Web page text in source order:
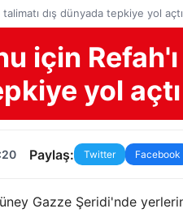
dış dünyada tepkiye yol açtı
için
yol açtı
Paylaş: Twitter Facebook
Gazze Şeridi'nde